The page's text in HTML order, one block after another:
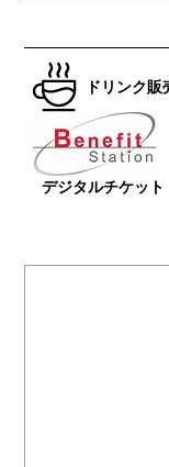
ドリンク販
デジタルチケット